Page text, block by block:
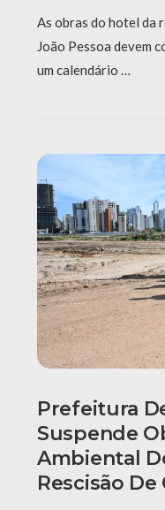
As obras do hotel da
João Pessoa devem
um calendário …
Prefeitura
Suspende
Ambiental
Rescisão